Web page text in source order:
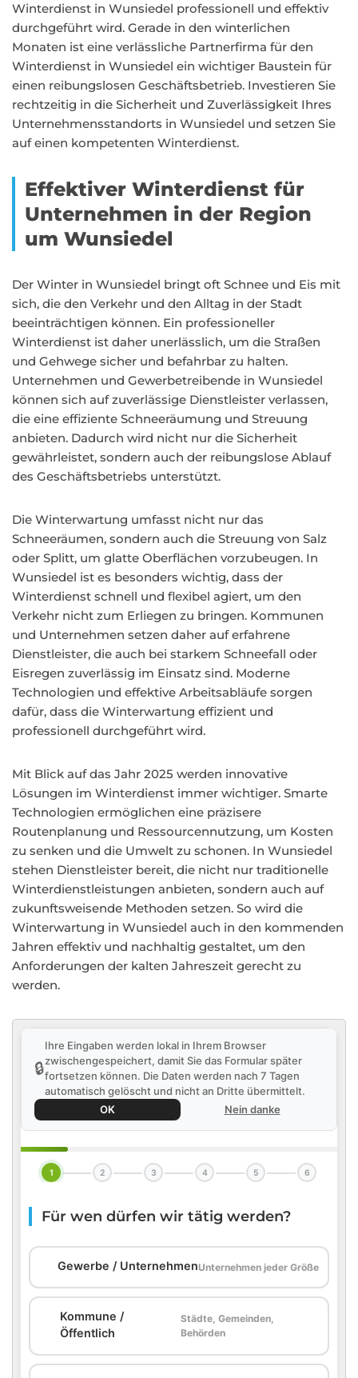
Winterdienst in Wunsiedel professionell und effektiv
durchgeführt wird. Gerade in den winterlichen
Monaten ist eine verlässliche Partnerfirma für den
Winterdienst in Wunsiedel ein wichtiger Baustein für
einen reibungslosen Geschäftsbetrieb. Investieren Sie
rechtzeitig in die Sicherheit und Zuverlässigkeit Ihres
Unternehmensstandorts in Wunsiedel und setzen Sie
auf einen kompetenten Winterdienst.
Effektiver Winterdienst für
Unternehmen in der Region
um Wunsiedel
Der Winter in Wunsiedel bringt oft Schnee und Eis mit
sich, die den Verkehr und den Alltag in der Stadt
beeinträchtigen können. Ein professioneller
Winterdienst ist daher unerlässlich, um die Straßen
und Gehwege sicher und befahrbar zu halten.
Unternehmen und Gewerbetreibende in Wunsiedel
können sich auf zuverlässige Dienstleister verlassen,
die eine effiziente Schneeräumung und Streuung
anbieten. Dadurch wird nicht nur die Sicherheit
gewährleistet, sondern auch der reibungslose Ablauf
des Geschäftsbetriebs unterstützt.
Die Winterwartung umfasst nicht nur das
Schneeräumen, sondern auch die Streuung von Salz
oder Splitt, um glatte Oberflächen vorzubeugen. In
Wunsiedel ist es besonders wichtig, dass der
Winterdienst schnell und flexibel agiert, um den
Verkehr nicht zum Erliegen zu bringen. Kommunen
und Unternehmen setzen daher auf erfahrene
Dienstleister, die auch bei starkem Schneefall oder
Eisregen zuverlässig im Einsatz sind. Moderne
Technologien und effektive Arbeitsabläufe sorgen
dafür, dass die Winterwartung effizient und
professionell durchgeführt wird.
Mit Blick auf das Jahr 2025 werden innovative
Lösungen im Winterdienst immer wichtiger. Smarte
Technologien ermöglichen eine präzisere
Routenplanung und Ressourcennutzung, um Kosten
zu senken und die Umwelt zu schonen. In Wunsiedel
stehen Dienstleister bereit, die nicht nur traditionelle
Winterdienstleistungen anbieten, sondern auch auf
zukunftsweisende Methoden setzen. So wird die
Winterwartung in Wunsiedel auch in den kommenden
Jahren effektiv und nachhaltig gestaltet, um den
Anforderungen der kalten Jahreszeit gerecht zu
werden.
🔒
Ihre Eingaben werden lokal in Ihrem Browser
zwischengespeichert, damit Sie das Formular später
fortsetzen können. Die Daten werden nach 7 Tagen
automatisch gelöscht und nicht an Dritte übermittelt.
OK
Nein danke
1 2 3 4 5 6
Für wen dürfen wir tätig werden?
Gewerbe / UnternehmenUnternehmen jeder Größe
Kommune /
Öffentlich
Städte, Gemeinden,
Behörden